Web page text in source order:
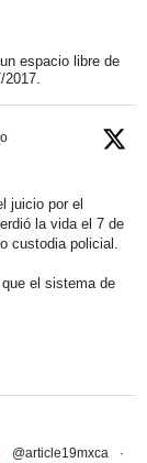
espacio libre de
juicio por el
la vida el 7 de
custodia policial.
el sistema de
@article19mxca ·